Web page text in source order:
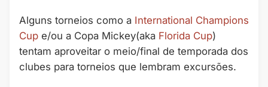
Alguns torneios como a International Champions
Cup e/ou a Copa Mickey(aka Florida Cup)
tentam aproveitar o meio/final de temporada dos
clubes para torneios que lembram excursões.